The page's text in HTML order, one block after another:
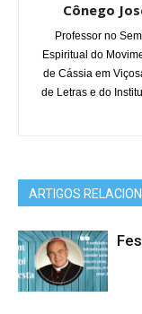
Cônego
Professor no
Espiritual do
de Cássia em
de Letras e do
ARTIGOS